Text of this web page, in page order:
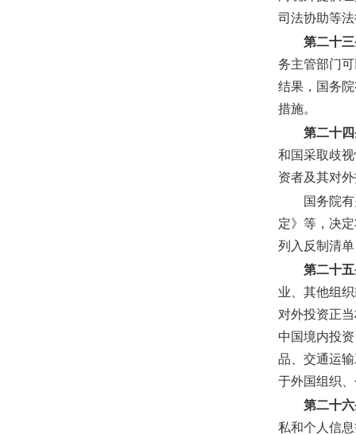
司法协助等
第二十
务主管部门
结果，国务
措施。
第二十
和国采取歧
资者及其对
国务院
定》等，决
列入反制清
第二十
业、其他组
对外投资正
中国境内投
品、交通运
于外国组织
第二十
私和个人信